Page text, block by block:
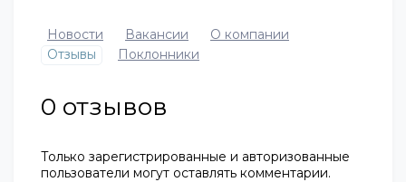
Новости Вакансии
О компании
Отзывы
Поклонники
0 отзывов
Только зарегистрированные и авторизованные
пользователи могут оставлять комментарии.